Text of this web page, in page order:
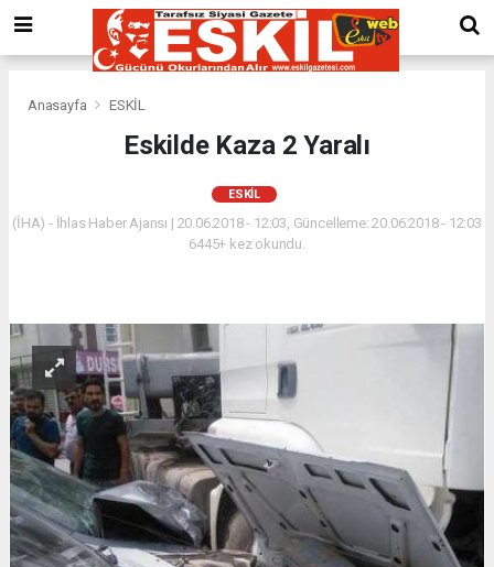
Anasayfa ESKİL
Eskilde Kaza 2 Yaralı
ESKİL
(İHA) - İhlas Haber Ajansı | 20.06.2018 - 12:03, Güncelleme: 20.06.2018 - 12:03
6445+ kez okundu.